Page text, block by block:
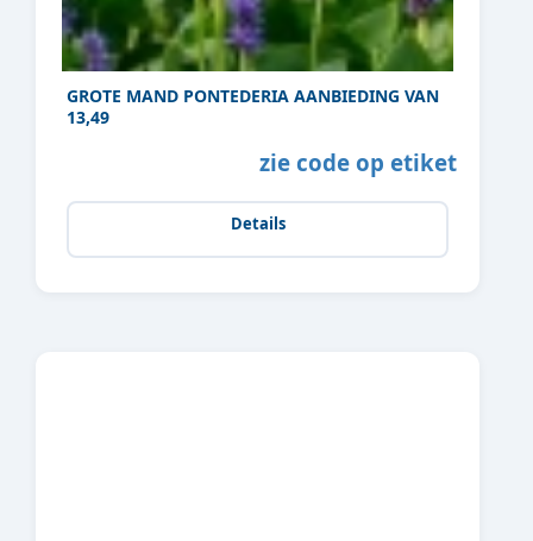
GROTE MAND PONTEDERIA AANBIEDING VAN
13,49
zie code op etiket
Details